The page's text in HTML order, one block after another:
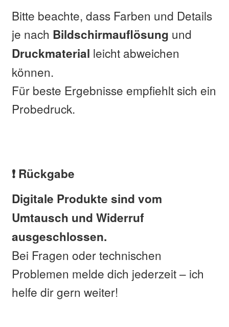
Bitte beachte, dass Farben und Details
je nach Bildschirmauflösung und
Druckmaterial leicht abweichen
können.
Für beste Ergebnisse empfiehlt sich ein
Probedruck.
❗ Rückgabe
Digitale Produkte sind vom
Umtausch und Widerruf
ausgeschlossen.
Bei Fragen oder technischen
Problemen melde dich jederzeit – ich
helfe dir gern weiter!